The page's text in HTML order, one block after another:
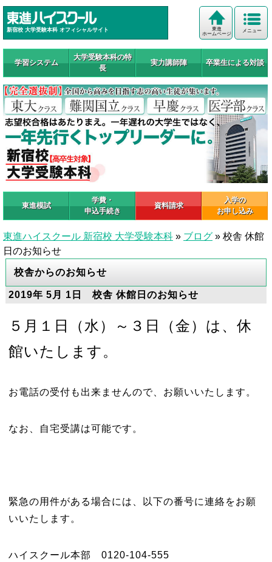
新宿校 大学受験本科 オフィシャルサイト メニュー
東進
ホームページ
学習システム
大学受験本科の特
長
実力講師陣 卒業生による対談
東進模試
学費・
申込手続き
資料請求
入学の
お申し込み
東進ハイスクール 新宿校 大学受験本科 » ブログ » 校舎 休館
日のお知らせ
校舎からのお知らせ
2019年 5月 1日 校舎 休館日のお知らせ
５月１日（水）～３日（金）は、 休
館いたします。
お電話の受付も出来ませんので、お願いいたします。
なお、自宅受講は可能です。
緊急の用件がある場合には、以下の番号に連絡をお願
いいたします。
ハイスクール本部 0120-104-555